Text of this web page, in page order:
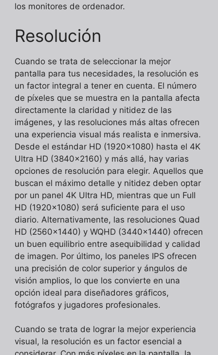
los monitores de ordenador.
Resolución
Cuando se trata de seleccionar la mejor
pantalla para tus necesidades, la resolución es
un factor integral a tener en cuenta. El número
de píxeles que se muestra en la pantalla afecta
directamente la claridad y nitidez de las
imágenes, y las resoluciones más altas ofrecen
una experiencia visual más realista e inmersiva.
Desde el estándar HD (1920×1080) hasta el 4K
Ultra HD (3840×2160) y más allá, hay varias
opciones de resolución para elegir. Aquellos que
buscan el máximo detalle y nitidez deben optar
por un panel 4K Ultra HD, mientras que un Full
HD (1920×1080) será suficiente para el uso
diario. Alternativamente, las resoluciones Quad
HD (2560×1440) y WQHD (3440×1440) ofrecen
un buen equilibrio entre asequibilidad y calidad
de imagen. Por último, los paneles IPS ofrecen
una precisión de color superior y ángulos de
visión amplios, lo que los convierte en una
opción ideal para diseñadores gráficos,
fotógrafos y jugadores profesionales.
Cuando se trata de lograr la mejor experiencia
visual, la resolución es un factor esencial a